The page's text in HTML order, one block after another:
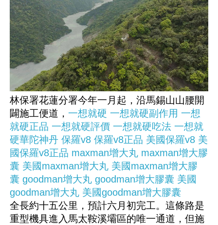
林保署花蓮分署今年一月起，沿馬錫山山腰開
闢施工便道， 一想就硬 一想就硬副作用 一想
就硬正品 一想就硬評價 一想就硬吃法 一想就
硬華陀神丹 保羅v8 保羅v8正品 美國保羅v8 美
國保羅v8正品 maxman增大丸 maxman增大膠
囊 美國maxman增大丸 美國maxman增大膠
囊 goodman增大丸 goodman增大膠囊 美國
goodman增大丸 美國goodman增大膠囊
全長約十五公里，預計六月初完工。這條路是
重型機具進入馬太鞍溪壩區的唯一通道，但施